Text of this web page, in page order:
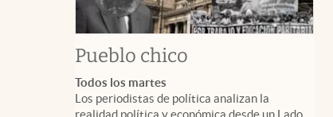
Pueblo chico
Todos los martes
Los periodistas de política analizan la
realidad política y económica desde un Lado